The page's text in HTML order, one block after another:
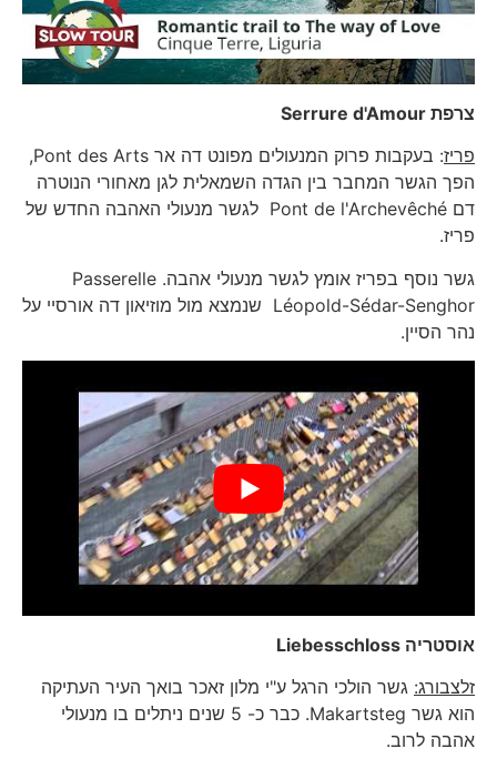
צרפתSerrure d'Amour
פריז
: בעקבות פרוק המנעולים מפונט דה אר Pont des Arts,
הפך הגשר המחבר בין הגדה השמאלית לגן מאחורי הנוטרה
דם Pont de l'Archevêché לגשר מנעולי האהבה החדש של
פריז.
גשר נוסף בפריז אומץ לגשר מנעולי אהבה. Passerelle
Léopold-Sédar-Senghor שנמצא מול מוזיאון דה אורסיי על
נהר הסיין.
אוסטריהLiebesschloss
זלצבורג:גשר הולכי הרגל ע"י מלון זאכר בואך העיר העתיקה
הוא גשר Makartsteg. כבר כ- 5 שנים ניתלים בו מנעולי
אהבה לרוב.